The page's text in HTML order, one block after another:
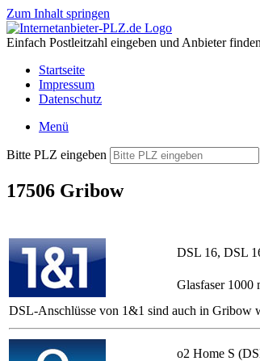
Zum Inhalt springen
Einfach Postleitzahl eingeben und Anbieter finden
Startseite
Impressum
Datenschutz
Menü
Bitte PLZ eingeben
17506 Gribow
DSL 16, DSL
Glasfaser
DSL-Anschlüsse von 1&1 sind auch in Gribow
o2 Home S